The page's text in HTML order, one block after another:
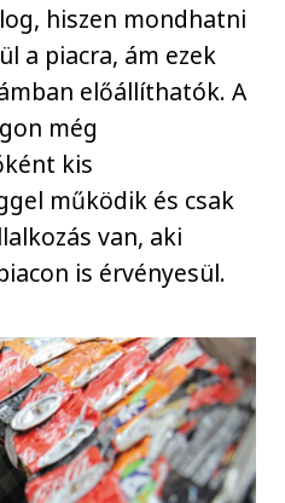
hiszen mondhatni
a piacra, ám ezek
előállíthatók. A
még
kis
működik és csak
van, aki
is érvényesül.